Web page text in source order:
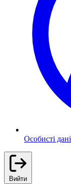
Особисті дані
Вийти